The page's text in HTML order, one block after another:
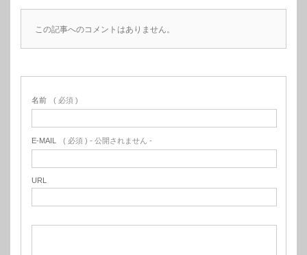
この記事へのコメントはありません。
名前 ( 必須 )
E-MAIL ( 必須 ) - 公開されません -
URL